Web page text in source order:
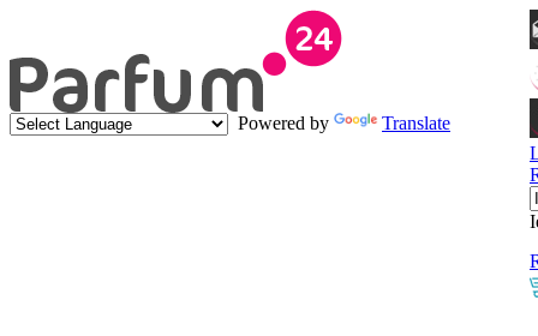
Powered by
Translate